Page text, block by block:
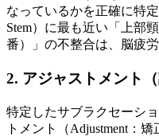
なっているかを正確に特
Stem）に最も近い「上部
番）」の不整合は、脳疲
2. アジャストメント
特定したサブラクセーシ
トメント（Adjustment：矯